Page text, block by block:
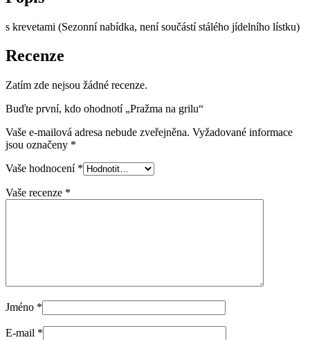
s krevetami (Sezonní nabídka, není součástí stálého jídelního lístku)
Recenze
Zatím zde nejsou žádné recenze.
Buďte první, kdo ohodnotí „Pražma na grilu“
Vaše e-mailová adresa nebude zveřejněna. Vyžadované informace
jsou označeny *
Vaše hodnocení *
Vaše recenze *
Jméno *
E-mail *